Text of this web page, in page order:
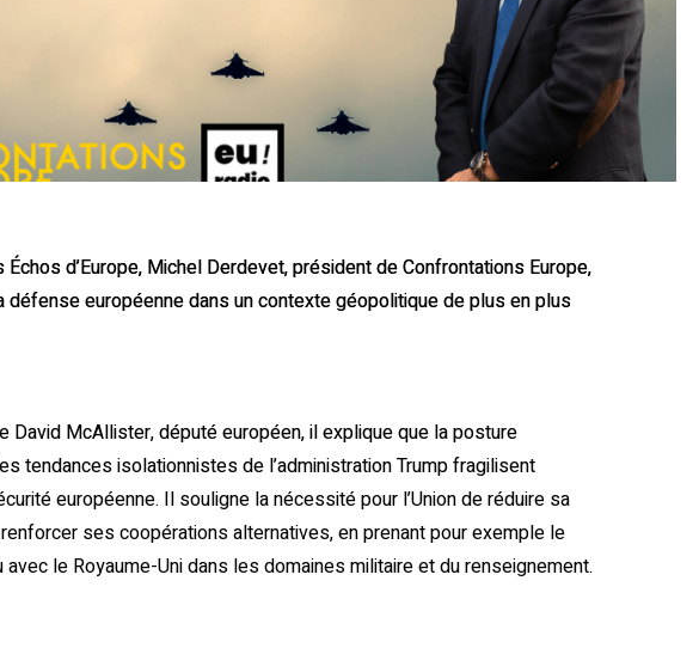
d’Europe, Michel Derdevet, président de Confrontations Europe,
européenne dans un contexte géopolitique de plus en plus
David McAllister, député européen, il explique que la posture
tendances isolationnistes de l’administration Trump fragilisent
européenne. Il souligne la nécessité pour l’Union de réduire sa
ses coopérations alternatives, en prenant pour exemple le
le Royaume-Uni dans les domaines militaire et du renseignement.